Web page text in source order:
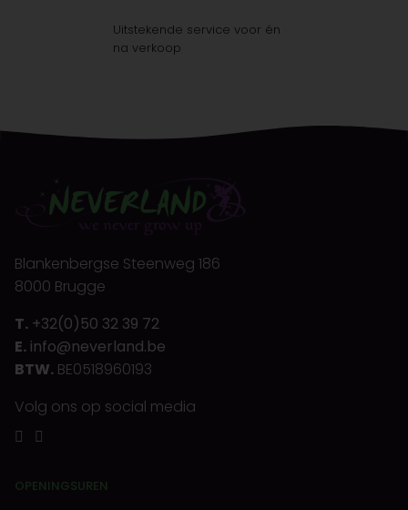
Uitstekende service voor én
na verkoop
Blankenbergse Steenweg 186
8000 Brugge
T. +32(0)50 32 39 72
E. info@neverland.be
BTW. BE0518960193
Volg ons op social media
OPENINGSUREN